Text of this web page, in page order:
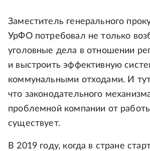
Заместитель генерального
УрФО потребовал не только
уголовные дела в отношении
и выстроить эффективную
коммунальными отходами. И
что законодательного
проблемной компании от
существует.
В 2019 году, когда в стране